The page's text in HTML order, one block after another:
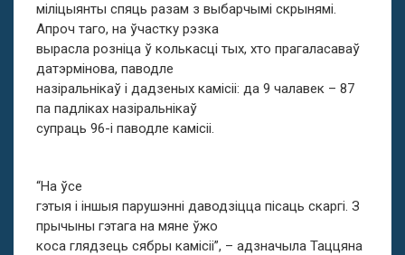
міліцыянты спяць разам з выбарчымі скрынямі.
Апроч таго, на ўчастку рэзка
вырасла розніца ў колькасці тых, хто прагаласаваў
датэрмінова, паводле
назіральнікаў і дадзеных камісіі: да 9 чалавек – 87
па падліках назіральнікаў
супраць 96-і паводле камісіі.
“На ўсе
гэтыя і іншыя парушэнні даводзіцца пісаць скаргі. З
прычыны гэтага на мяне ўжо
коса глядзець сябры камісіі”, – адзначыла Таццяна